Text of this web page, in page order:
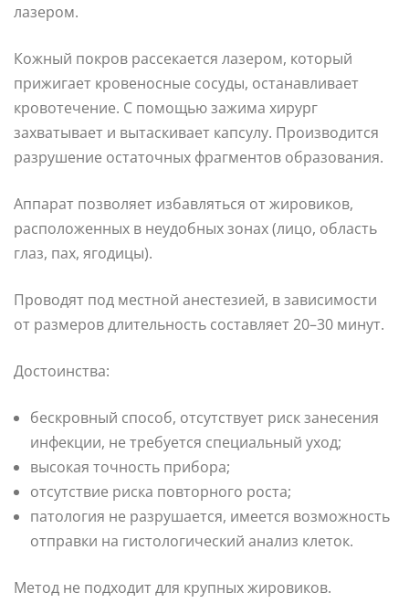
лазером.
Кожный покров рассекается лазером, который
прижигает кровеносные сосуды, останавливает
кровотечение. С помощью зажима хирург
захватывает и вытаскивает капсулу. Производится
разрушение остаточных фрагментов образования.
Аппарат позволяет избавляться от жировиков,
расположенных в неудобных зонах (лицо, область
глаз, пах, ягодицы).
Проводят под местной анестезией, в зависимости
от размеров длительность составляет 20–30 минут.
Достоинства:
бескровный способ, отсутствует риск занесения
инфекции, не требуется специальный уход;
высокая точность прибора;
отсутствие риска повторного роста;
патология не разрушается, имеется возможность
отправки на гистологический анализ клеток.
Метод не подходит для крупных жировиков.